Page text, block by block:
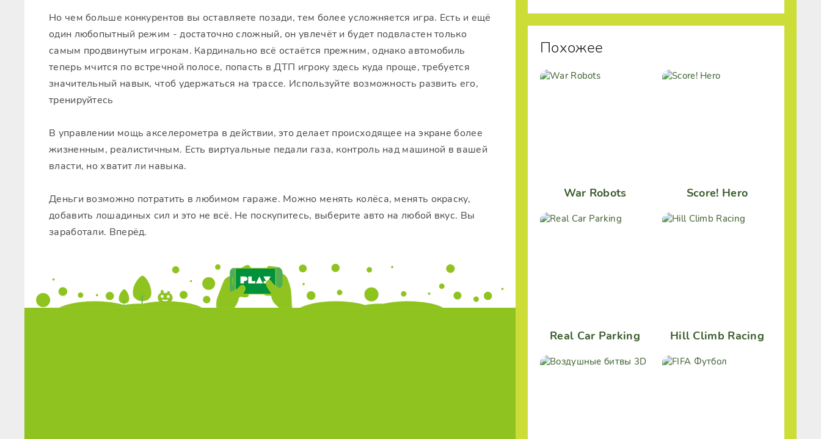
Но чем больше конкурентов вы оставляете позади, тем более усложняется игра. Есть и ещё
один любопытный режим - достаточно сложный, он увлечёт и будет подвластен только
самым продвинутым игрокам. Кардинально всё остаётся прежним, однако автомобиль
теперь мчится по встречной полосе, попасть в ДТП игроку здесь куда проще, требуется
значительный навык, чтоб удержаться на трассе. Используйте возможность развить его,
тренируйтесь
В управлении мощь акселерометра в действии, это делает происходящее на экране более
жизненным, реалистичным. Есть виртуальные педали газа, контроль над машиной в вашей
власти, но хватит ли навыка.
Деньги возможно потратить в любимом гараже. Можно менять колёса, менять окраску,
добавить лошадиных сил и это не всё. Не поскупитесь, выберите авто на любой вкус. Вы
заработали. Вперёд.
Похожее
War Robots Score! Hero
Real Car Parking Hill Climb Racing